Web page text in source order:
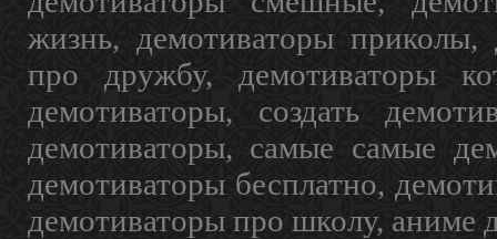
жизнь, демотиваторы приколы,
про дружбу, демотиваторы
демотиваторы, создать
демотиваторы, самые самые
демотиваторы бесплатно,
демотиваторы про школу, аниме